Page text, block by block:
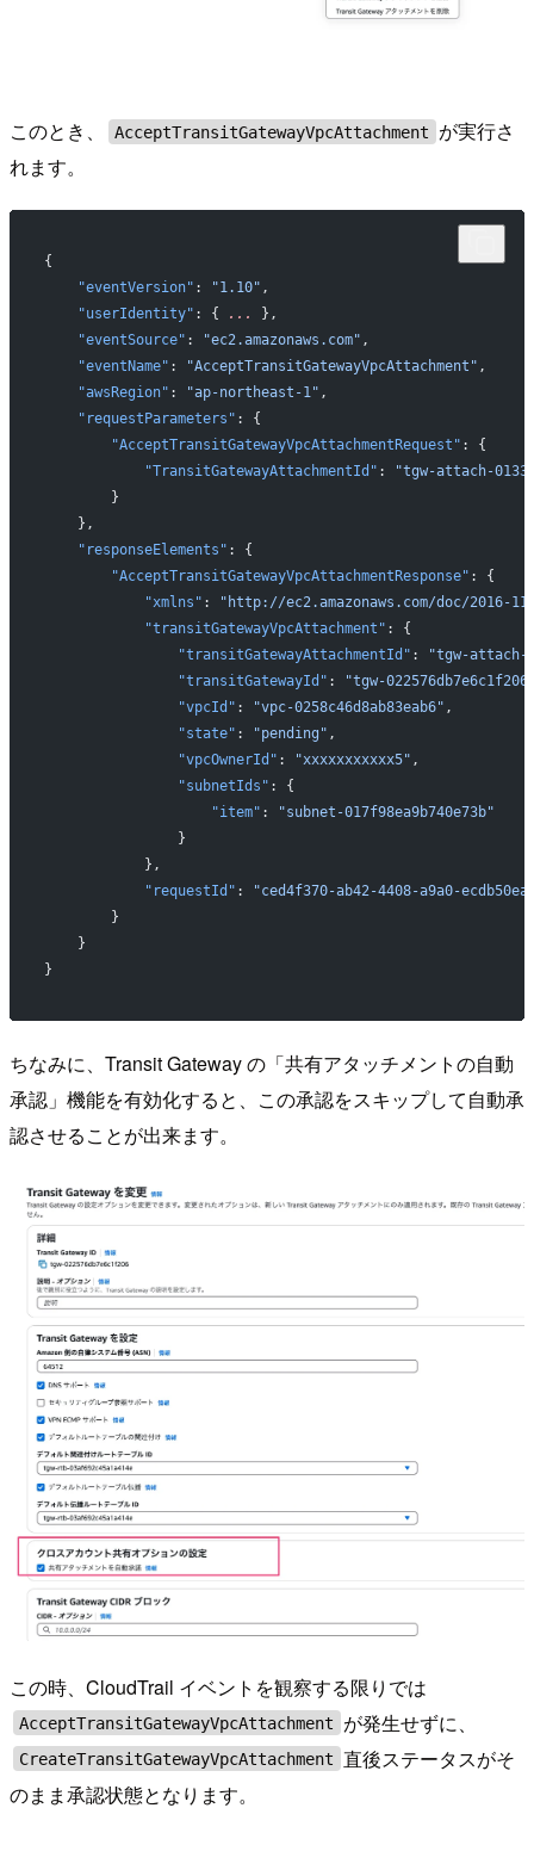
このとき、 AcceptTransitGatewayVpcAttachment
が実行さ
れます。
{
    "eventVersion"
: "1.10" ,
    "userIdentity"
: { ...
},
    "eventSource"
: "ec2.amazonaws.com" ,
    "eventName"
: "AcceptTransitGatewayVpcAttachment" ,
    "awsRegion"
: "ap-northeast-1" ,
    "requestParameters"
: {
        "AcceptTransitGatewayVpcAttachmentRequest"
: {
            "TransitGatewayAttachmentId"
:
"tgw-attach-
        }
    },
    "responseElements"
: {
        "AcceptTransitGatewayVpcAttachmentResponse"
: {
            "xmlns"
:
"http://ec2.amazonaws.com/doc/2016-
            "transitGatewayVpcAttachment"
: {
                "transitGatewayAttachmentId"
:
"tgw-attach-
                "transitGatewayId"
:
"tgw-
                "vpcId"
: "vpc-0258c46d8ab83eab6" ,
                "state"
: "pending" ,
                "vpcOwnerId"
: "xxxxxxxxxxx5" ,
                "subnetIds"
: {
                    "item"
:
"subnet-017f98ea9b740e73b"
                }
            },
            "requestId"
:
"ced4f370-ab42-4408-a9a0-
        }
    }
}
ちなみに、Transit Gateway の「共有アタッチメントの自動
承認」機能を有効化すると、この承認をスキップして自動承
認させることが出来ます。
この時、CloudTrail イベントを観察する限りでは
AcceptTransitGatewayVpcAttachment が発生せずに、
CreateTransitGatewayVpcAttachment 直後ステータスがそ
のまま承認状態となります。